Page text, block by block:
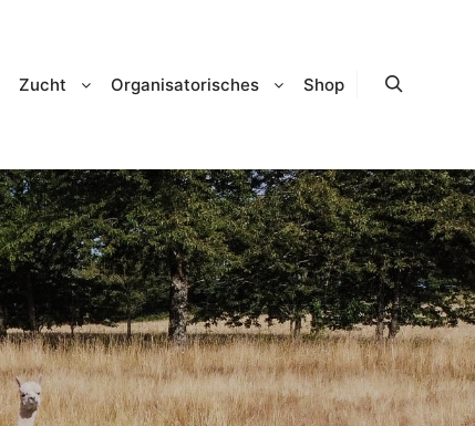
Zucht Organisatorisches Shop